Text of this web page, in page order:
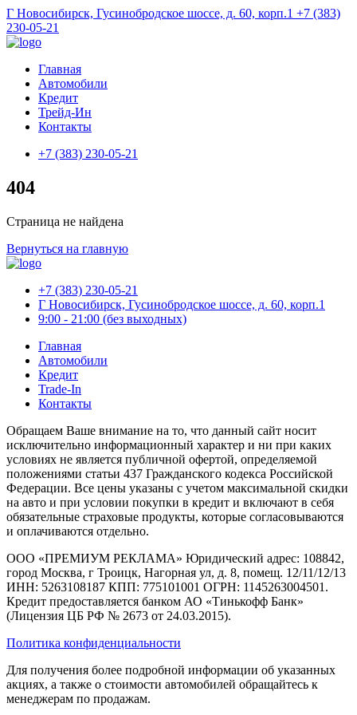
Г Новосибирск, Гусинобродское шоссе, д. 60, корп.1 +7 (383)
230-05-21
Главная
Автомобили
Кредит
Трейд-Ин
Контакты
+7 (383) 230-05-21
404
Страница не найдена
Вернуться на главную
+7 (383) 230-05-21
Г Новосибирск, Гусинобродское шоссе, д. 60, корп.1
9:00 - 21:00 (без выходных)
Главная
Автомобили
Кредит
Trade-In
Контакты
Обращаем Ваше внимание на то, что данный сайт носит
исключительно информационный характер и ни при каких
условиях не является публичной офертой, определяемой
положениями статьи 437 Гражданского кодекса Российской
Федерации. Все цены указаны с учетом максимальной скидки
на авто и при условии покупки в кредит и включают в себя
обязательные страховые продукты, которые согласовываются
и оплачиваются отдельно.
ООО «ПРЕМИУМ РЕКЛАМА» Юридический адрес: 108842,
город Москва, г Троицк, Нагорная ул, д. 8, помещ. 12/11/12/13
ИНН: 5263108187 КПП: 775101001 ОГРН: 1145263004501.
Кредит предоставляется банком АО «Тинькофф Банк»
(Лицензия ЦБ РФ № 2673 от 24.03.2015).
Политика конфиденциальности
Для получения более подробной информации об указанных
акциях, а также о стоимости автомобилей обращайтесь к
менеджерам по продажам.